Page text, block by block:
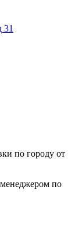
31
по городу от
менеджером по